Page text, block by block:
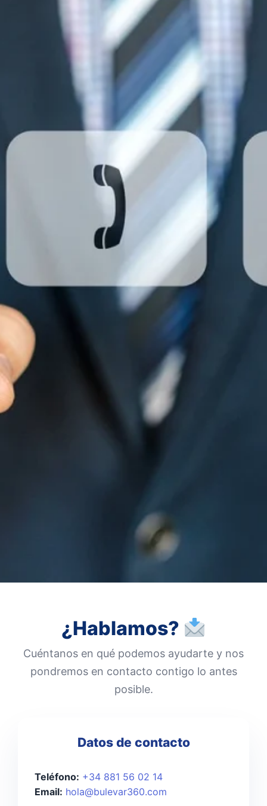
¿Hablamos?
Cuéntanos en qué podemos ayudarte y nos
pondremos en contacto contigo lo antes
posible.
Datos de contacto
Teléfono: +34 881 56 02 14
Email: hola@bulevar360.com